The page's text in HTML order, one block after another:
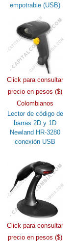
empotrable (USB)
Click para consultar
precio en pesos ($)
Colombianos
Lector de código de
barras 2D y 1D
Newland HR-3280
conexión USB
Click para consultar
precio en pesos ($)